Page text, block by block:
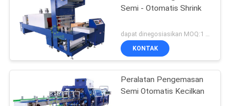
Semi - Otomatis Shrink
KONTAK
Peralatan Pengemasan
Semi Otomatis Kecilkan